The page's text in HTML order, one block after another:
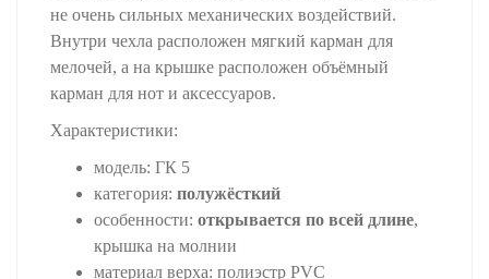
не очень сильных механических воздействий.
Внутри чехла расположен мягкий карман для
мелочей, а на крышке расположен объёмный
карман для нот и аксессуаров.
Характеристики:
модель: ГК 5
категория: полужёсткий
особенности: открывается по всей длине,
крышка на молнии
материал верха: полиэстр PVC